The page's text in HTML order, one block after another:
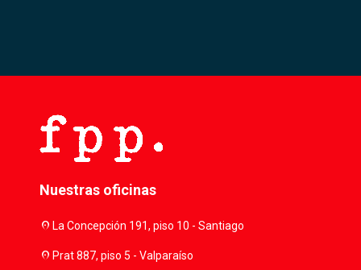
Nuestras oficinas
location_onLa Concepción 191, piso 10 - Santiago
location_onPrat 887, piso 5 - Valparaíso